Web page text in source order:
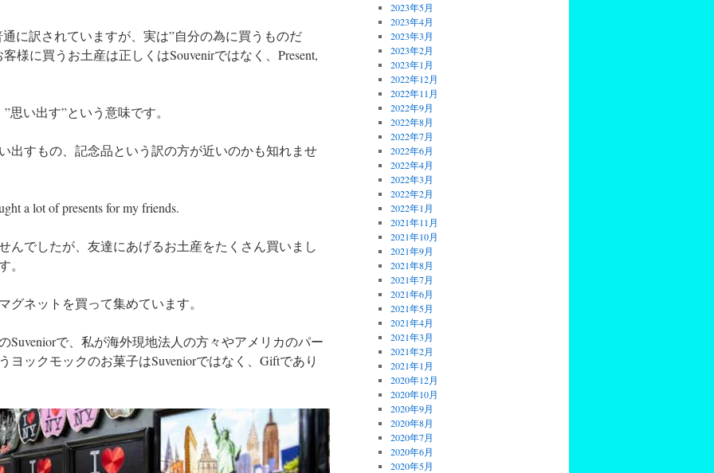
通に訳されていますが、実は”自分の為に買うものだ
様に買うお土産は正しくはSouvenirではなく、Present,
思い出す”という意味です。
出すもの、記念品という訳の方が近いのかも知れませ
a lot of presents for my friends.
んでしたが、友達にあげるお土産をたくさん買いまし
。
ネットを買って集めています。
Suveniorで、私が海外現地法人の方々やアメリカのパー
ヨックモックのお菓子はSuveniorではなく、Giftであり
2023年5月
2023年4月
2023年3月
2023年2月
2023年1月
2022年12月
2022年11月
2022年9月
2022年8月
2022年7月
2022年6月
2022年4月
2022年3月
2022年2月
2022年1月
2021年11月
2021年10月
2021年9月
2021年8月
2021年7月
2021年6月
2021年5月
2021年4月
2021年3月
2021年2月
2021年1月
2020年12月
2020年10月
2020年9月
2020年8月
2020年7月
2020年6月
2020年5月